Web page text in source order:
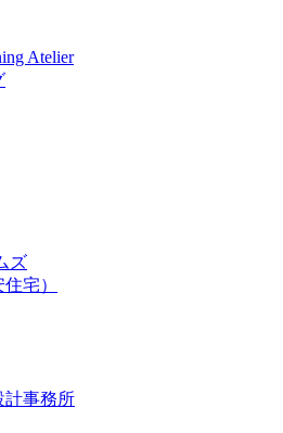
Atelier
ズ
宅）
計事務所